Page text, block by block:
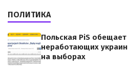
ПОЛИТИКА
Польская PiS
неработающих
на выборах